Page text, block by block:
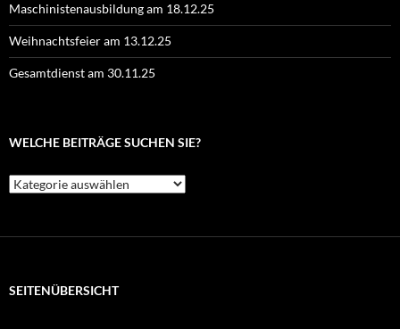
Maschinistenausbildung am 18.12.25
Weihnachtsfeier am 13.12.25
Gesamtdienst am 30.11.25
WELCHE BEITRÄGE SUCHEN SIE?
Welche
Beiträge
SEITENÜBERSICHT